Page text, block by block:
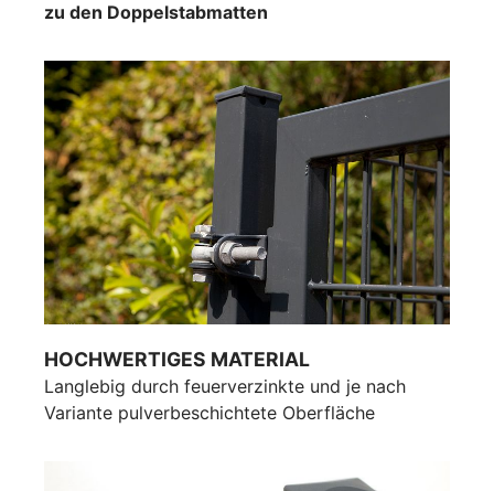
zu den Doppelstabmatten
HOCHWERTIGES MATERIAL
Langlebig durch feuerverzinkte und je nach
Variante pulverbeschichtete Oberfläche